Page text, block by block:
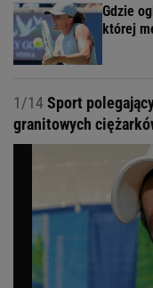
Gdzie
której
1/14Sport
granitowych